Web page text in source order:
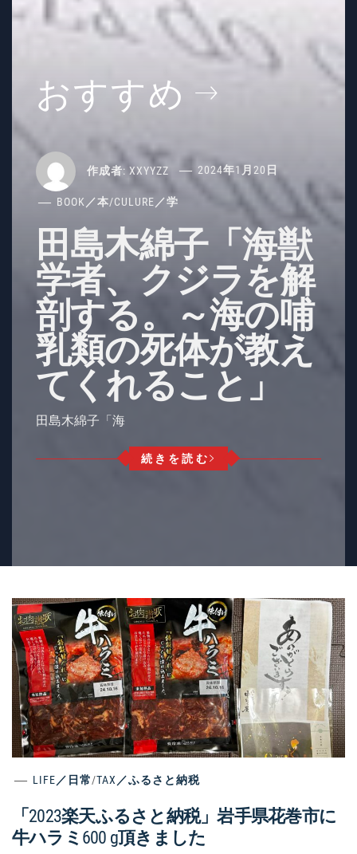
おすすめ
作成者: XXYYZZ 2024年1月20日
BOOK／本/CULURE／学
田島木綿子「海獣
学者、クジラを解
剖する。～海の哺
乳類の死体が教え
てくれること」
田島木綿子「海
続きを読む
LIFE／日常/TAX／ふるさと納税
「2023楽天ふるさと納税」岩手県花巻市に
牛ハラミ600 g頂きました